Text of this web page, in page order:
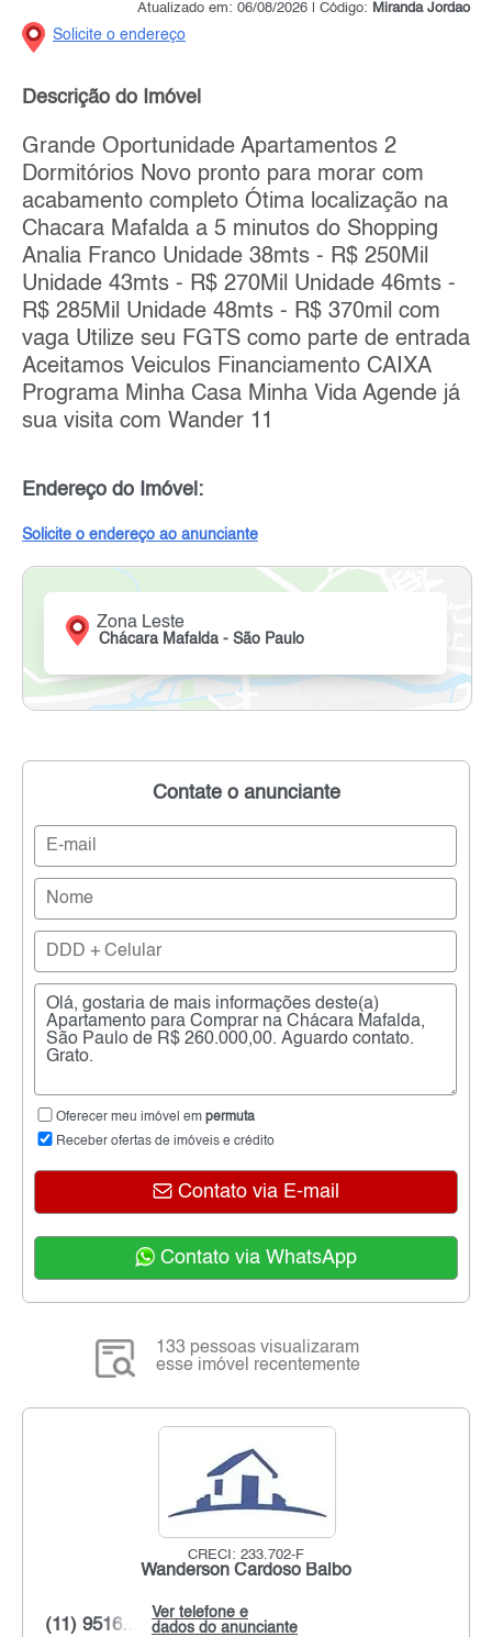
Atualizado em: 06/08/2026 | Código: Miranda Jordao
Solicite o endereço
Descrição do Imóvel
Grande Oportunidade Apartamentos 2
Dormitórios Novo pronto para morar com
acabamento completo Ótima localização na
Chacara Mafalda a 5 minutos do Shopping
Analia Franco Unidade 38mts - R$ 250Mil
Unidade 43mts - R$ 270Mil Unidade 46mts -
R$ 285Mil Unidade 48mts - R$ 370mil com
vaga Utilize seu FGTS como parte de entrada
Aceitamos Veiculos Financiamento CAIXA
Programa Minha Casa Minha Vida Agende já
sua visita com Wander 11
Endereço do Imóvel:
Solicite o endereço ao anunciante
Zona Leste
Chácara Mafalda - São Paulo
Contate o anunciante
Oferecer meu imóvel em permuta
Receber ofertas de imóveis e crédito
Contato via E-mail
Contato via WhatsApp
133 pessoas visualizaram
esse imóvel recentemente
CRECI: 233.702-F
Wanderson Cardoso Balbo
Ver telefone e
dados do anunciante
(11) 9516...